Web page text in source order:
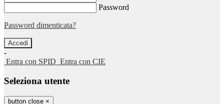
Password
Password dimenticata?
-
Entra con SPID Entra con CIE
Seleziona utente
button close ×